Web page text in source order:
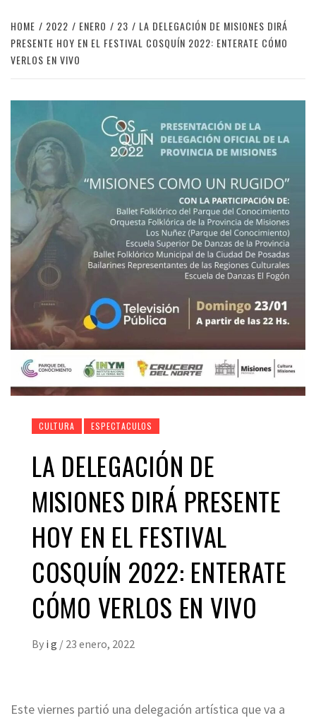
HOME 2022 ENERO 23
LA DELEGACIÓN DE MISIONES DIRÁ
PRESENTE HOY EN EL FESTIVAL COSQUÍN 2022: ENTERATE CÓMO
VERLOS EN VIVO
CULTURA ESPECTACULOS
LA DELEGACIÓN DE
MISIONES DIRÁ PRESENTE
HOY EN EL FESTIVAL
COSQUÍN 2022: ENTERATE
CÓMO VERLOS EN VIVO
By i g / 23 enero, 2022
Este viernes partió una delegación artística que va a